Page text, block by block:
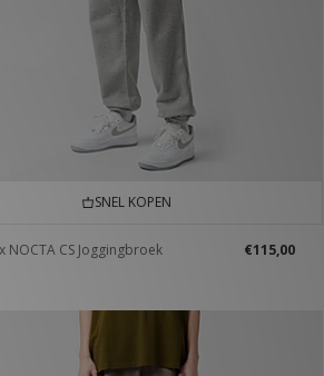
SNEL KOPEN
NOCTA CS Joggingbroek €115,00